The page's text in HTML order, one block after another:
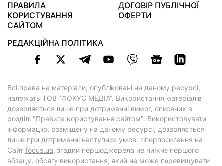
ПРАВИЛА
КОРИСТУВАННЯ
САЙТОМ
ДОГОВІР ПУБЛІЧНОЇ
ОФЕРТИ
РЕДАКЦІЙНА ПОЛІТИКА
Всі права на матеріали, опубліковані на даному ресурсі,
належать ТОВ "ФОКУС МЕДІА". Використання матеріалів
дозволяється лише при дотриманні вимог, описаних в
розділі "Правила користування сайтом". Використовувати
інформацію, розміщену на даному ресурсі, дозволяється
лише при дотриманні наступних умов: гіперпосилання на
Cайт focus.ua, згадки першоджерела не нижче першого
абзацу, обсягу використання, який не може перевищувати